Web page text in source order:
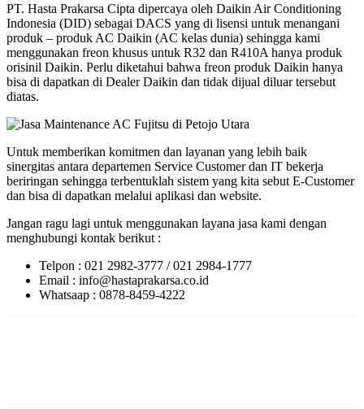
PT. Hasta Prakarsa Cipta dipercaya oleh Daikin Air Conditioning
Indonesia (DID) sebagai DACS yang di lisensi untuk menangani
produk – produk AC Daikin (AC kelas dunia) sehingga kami
menggunakan freon khusus untuk R32 dan R410A hanya produk
orisinil Daikin. Perlu diketahui bahwa freon produk Daikin hanya
bisa di dapatkan di Dealer Daikin dan tidak dijual diluar tersebut
diatas.
Untuk memberikan komitmen dan layanan yang lebih baik
sinergitas antara departemen Service Customer dan IT bekerja
beriringan sehingga terbentuklah sistem yang kita sebut E-Customer
dan bisa di dapatkan melalui aplikasi dan website.
Jangan ragu lagi untuk menggunakan layana jasa kami dengan
menghubungi kontak berikut :
Telpon : 021 2982-3777 / 021 2984-1777
Email : info@hastaprakarsa.co.id
Whatsaap : 0878-8459-4222